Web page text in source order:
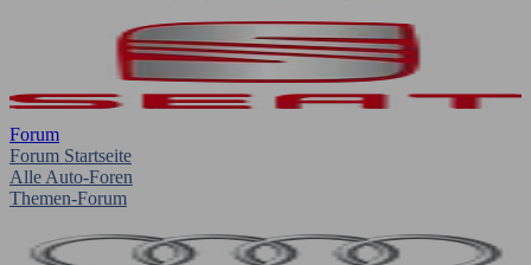
Forum
Forum Startseite
Alle Auto-Foren
Themen-Forum